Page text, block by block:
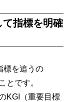
指標を明確
標を追うの
とです。
KGI（重要目標